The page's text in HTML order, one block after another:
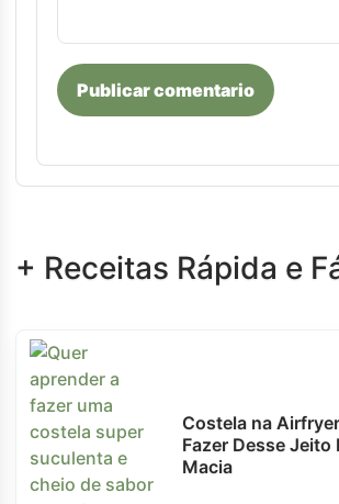
Publicar comentario
+ Receitas Rápida e
Costela na
Fazer Desse Jeito
Macia